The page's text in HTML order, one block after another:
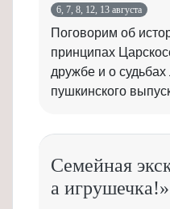
6, 7, 8, 12, 13 августа
Поговорим об
принципах
дружбе и о
пушкинского
Семейная
а игрушечка!»